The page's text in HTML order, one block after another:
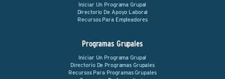
Iniciar Un Programa Grupal
Directorio De Apoyo Laboral
Recursos Para Empleadores
Programas Grupales
Iniciar Un Programa Grupal
Directorio De Programas Grupales
Recursos Para Programas Grupales